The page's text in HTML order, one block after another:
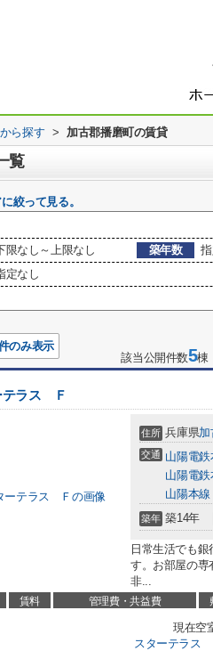
ら探す > 加古郡播磨町の賃貸
覧
絞って見る。
限なし～上限なし 築年数
定なし
のみ表示
該当公開件数5棟
テラス Ｆ
住所 兵庫県加
交通 山陽電鉄
山陽電鉄
山陽本線
築年 築14年
日常生活でも
す。お部屋の専
非...
賃料 管理費・共益費
現在空
スターテラス